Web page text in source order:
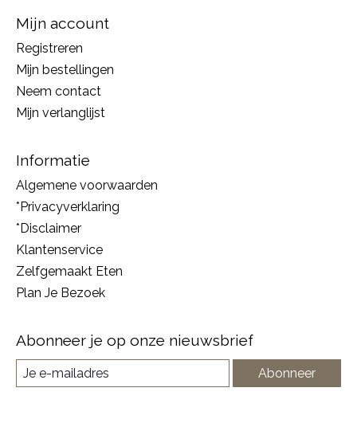
Mijn account
Registreren
Mijn bestellingen
Neem contact
Mijn verlanglijst
Informatie
Algemene voorwaarden
*Privacyverklaring
*Disclaimer
Klantenservice
Zelfgemaakt Eten
Plan Je Bezoek
Abonneer je op onze nieuwsbrief
Abonneer